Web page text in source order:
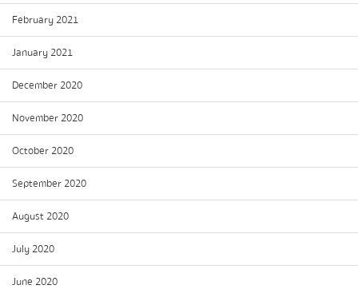
February 2021
January 2021
December 2020
November 2020
October 2020
September 2020
August 2020
July 2020
June 2020